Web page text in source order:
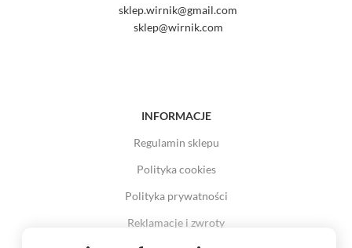
sklep.wirnik@gmail.com
sklep@wirnik.com
INFORMACJE
Regulamin sklepu
Polityka cookies
Polityka prywatności
Reklamacje i zwroty